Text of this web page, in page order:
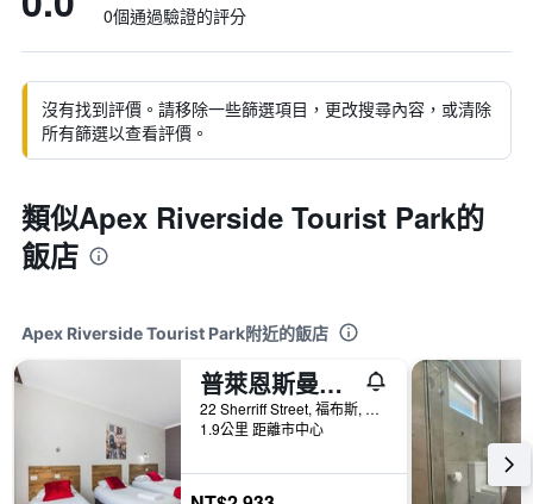
0個通過驗證的評分
沒有找到評價。請移除一些篩選項目，更改搜尋內容，或清除
所有篩選以查看評價。
類似Apex Riverside Tourist Park的
飯店
Apex Riverside Tourist Park附近的飯店
普萊恩斯曼汽車旅館
22 Sherriff Street, 福布斯, NSW, 澳洲
1.9公里 距離市中心